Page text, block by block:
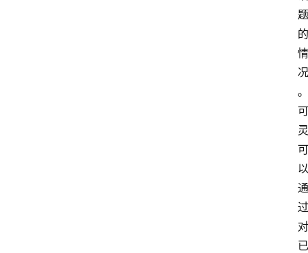
题
的
情
况
。
可
灵
可
以
通
过
对
已